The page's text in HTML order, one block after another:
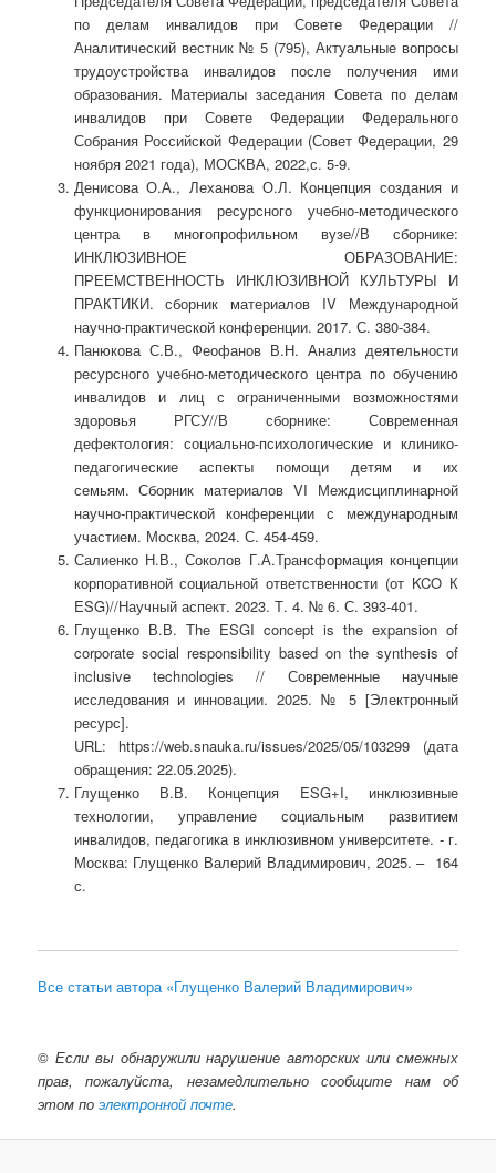
по делам инвалидов при Совете Федерации //
Аналитический вестник № 5 (795), Актуальные вопросы
трудоустройства инвалидов после получения ими
образования. Материалы заседания Совета по делам
инвалидов при Совете Федерации Федерального
Собрания Российской Федерации (Совет Федерации, 29
ноября 2021 года), МОСКВА, 2022,с. 5-9.
Денисова О.А., Леханова О.Л. Концепция создания и
функционирования ресурсного учебно-методического
центра в многопрофильном вузе//В сборнике:
ИНКЛЮЗИВНОЕ ОБРАЗОВАНИЕ:
ПРЕЕМСТВЕННОСТЬ ИНКЛЮЗИВНОЙ КУЛЬТУРЫ И
ПРАКТИКИ. сборник материалов IV Международной
научно-практической конференции. 2017. С. 380-384.
Панюкова С.В., Феофанов В.Н. Анализ деятельности
ресурсного учебно-методического центра по обучению
инвалидов и лиц с ограниченными возможностями
здоровья РГСУ//В сборнике: Современная
дефектология: социально-психологические и клинико-
педагогические аспекты помощи детям и их
семьям. Сборник материалов VI Междисциплинарной
научно-практической конференции с международным
участием. Москва, 2024. С. 454-459.
Салиенко Н.В., Соколов Г.А.Трансформация концепции
корпоративной социальной ответственности (от KCO К
ESG)//Научный аспект. 2023. Т. 4. № 6. С. 393-401.
Глущенко В.В. The ESGI concept is the expansion of
corporate social responsibility based on the synthesis of
inclusive technologies // Современные научные
исследования и инновации. 2025. № 5 [Электронный
ресурс].
URL: https://web.snauka.ru/issues/2025/05/103299 (дата
обращения: 22.05.2025).
Глущенко В.В. Концепция ESG+I, инклюзивные
технологии, управление социальным развитием
инвалидов, педагогика в инклюзивном университете. - г.
Москва: Глущенко Валерий Владимирович, 2025. – 164
с.
Все статьи автора «Глущенко Валерий Владимирович»
© Если вы обнаружили нарушение авторских или смежных
прав, пожалуйста, незамедлительно сообщите нам об
этом поэлектронной почте.